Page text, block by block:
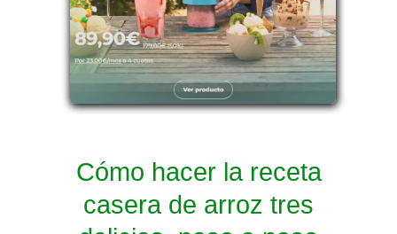
Cómo hacer la receta
casera de arroz tres